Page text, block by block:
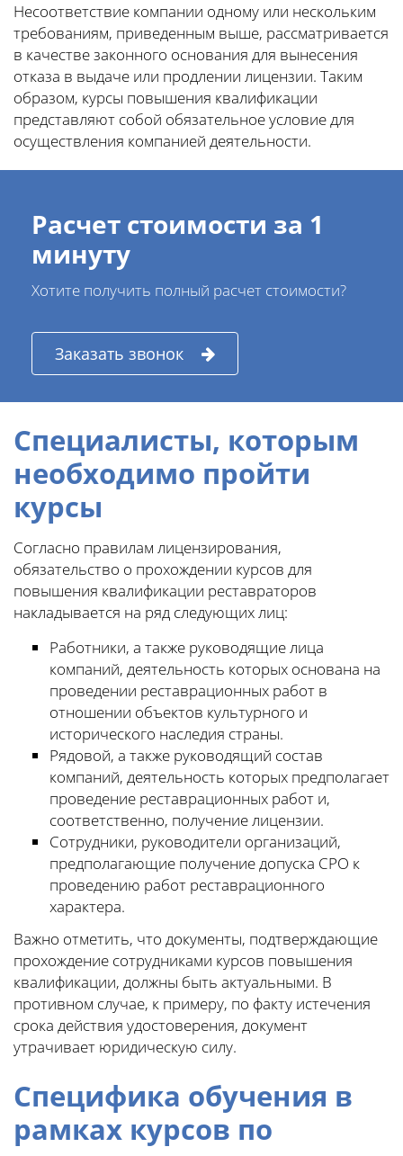
Несоответствие компании одному или нескольким
требованиям, приведенным выше, рассматривается
в качестве законного основания для вынесения
отказа в выдаче или продлении лицензии. Таким
образом, курсы повышения квалификации
представляют собой обязательное условие для
осуществления компанией деятельности.
Расчет стоимости за 1
минуту
Хотите получить полный расчет стоимости?
Заказать звонок
Специалисты, которым
необходимо пройти
курсы
Согласно правилам лицензирования,
обязательство о прохождении курсов для
повышения квалификации реставраторов
накладывается на ряд следующих лиц:
Работники, а также руководящие лица
компаний, деятельность которых основана на
проведении реставрационных работ в
отношении объектов культурного и
исторического наследия страны.
Рядовой, а также руководящий состав
компаний, деятельность которых предполагает
проведение реставрационных работ и,
соответственно, получение лицензии.
Сотрудники, руководители организаций,
предполагающие получение допуска СРО к
проведению работ реставрационного
характера.
Важно отметить, что документы, подтверждающие
прохождение сотрудниками курсов повышения
квалификации, должны быть актуальными. В
противном случае, к примеру, по факту истечения
срока действия удостоверения, документ
утрачивает юридическую силу.
Специфика обучения в
рамках курсов по